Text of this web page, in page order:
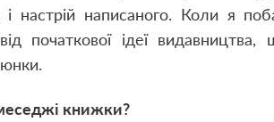
настрій написаного. Коли я
початкової ідеї
книжки?